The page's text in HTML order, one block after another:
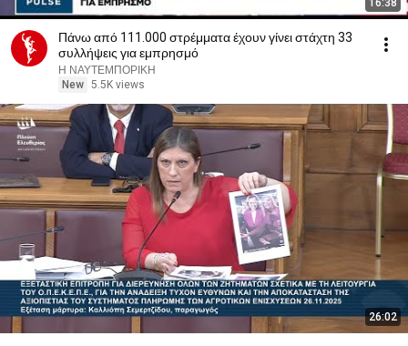
16:38
Πάνω από 111.000 στρέμματα έχουν γίνει στάχτη 33
συλλήψεις για εμπρησμό
Η ΝΑΥΤΕΜΠΟΡΙΚΗ
New 5.5K views
26:02